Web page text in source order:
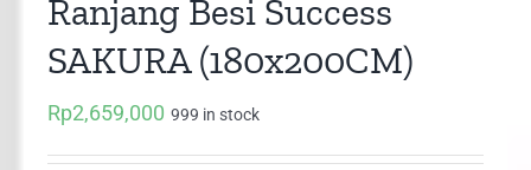
Ranjang Besi Success
SAKURA (180x200CM)
Rp2,659,000 999 in stock